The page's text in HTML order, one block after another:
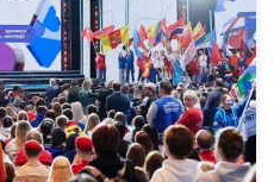
представляет регион
детей и молодёжи. Закон о